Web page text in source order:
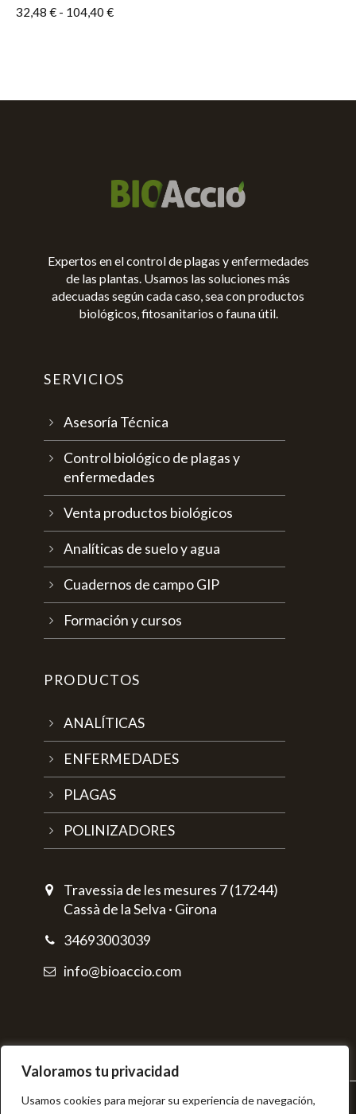
Valoramos tu privacidad
Usamos cookies para mejorar su experiencia de navegación,
32,48 € - 104,40 €Rango de precios: desde 32,48 € hasta
Expertos en el control de plagas y enfermedades
de las plantas. Usamos las soluciones más
adecuadas según cada caso, sea con productos
biológicos, fitosanitarios o fauna útil.
SERVICIOS
Asesoría Técnica
Control biológico de plagas y
enfermedades
Venta productos biológicos
Analíticas de suelo y agua
Cuadernos de campo GIP
Formación y cursos
PRODUCTOS
ANALÍTICAS
ENFERMEDADES
PLAGAS
POLINIZADORES
Travessia de les mesures 7 (17244)
Cassà de la Selva · Girona
34693003039
info@bioaccio.com
© BIOAcció